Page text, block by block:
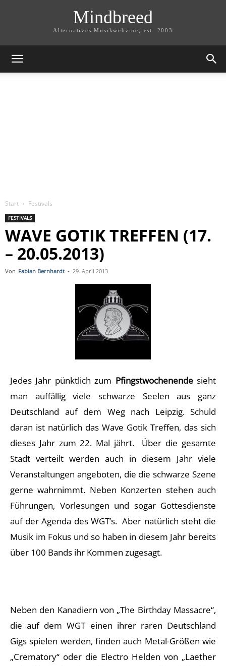
Mindbreed
Alternatives Musikwebzine, est. 2003
Start Festivals
FESTIVALS
WAVE GOTIK TREFFEN (17.
– 20.05.2013)
Von Fabian Bernhardt - 29. April 2013
Jedes Jahr pünktlich zum Pfingstwochenendesieht
man auffällig viele schwarze Seelen aus ganz
Deutschland auf dem Weg nach Leipzig. Schuld
daran ist natürlich das Wave Gotik Treffen, das sich
dieses Jahr zum 22. Mal jährt. Über die gesamte
Stadt verteilt werden auch in diesem Jahr viele
Veranstaltungen angeboten, die die schwarze Szene
gerne wahrnimmt. Neben Konzerten stehen auch
Führungen, Vorlesungen und sogar Gottesdienste
auf der Agenda des WGT’s. Aber natürlich steht die
Musik im Fokus und so haben in diesem Jahr bereits
über 100 Bands ihr Kommen zugesagt.
Neben den Kanadiern von „The Birthday Massacre“,
die auf dem WGT einen ihrer raren Deutschland
Gigs spielen werden, finden auch Metal-Größen wie
„Crematory“ oder die Electro Helden von „Laether